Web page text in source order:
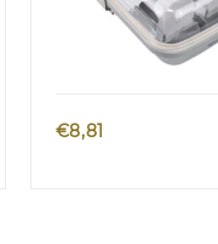
Quick
€8,81